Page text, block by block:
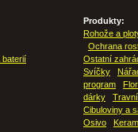
baterií
Produkty:
Rohože a
Ochrana
Ostatní
Svíčky
program
dárky
Cibuloviny a
Osivo